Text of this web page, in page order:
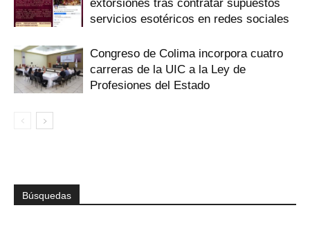
extorsiones tras contratar supuestos
servicios esotéricos en redes sociales
Congreso de Colima incorpora cuatro
carreras de la UIC a la Ley de
Profesiones del Estado
Búsquedas